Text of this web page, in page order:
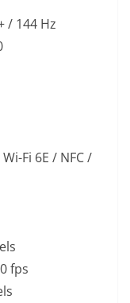
/ 144 Hz
Fi 6E / NFC /
fps